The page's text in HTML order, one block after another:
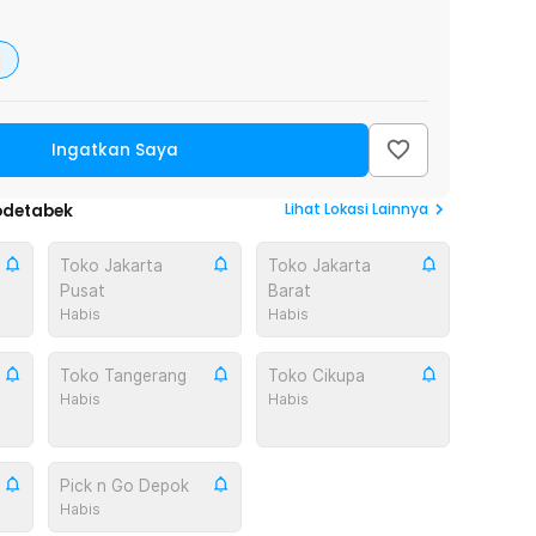
Ingatkan Saya
Lihat Lokasi Lainnya
Toko Jakarta
Pusat
Habis
Toko Jakarta
Barat
Habis
Toko Tangerang
Habis
Toko Cikupa
Habis
Pick n Go Depok
Habis